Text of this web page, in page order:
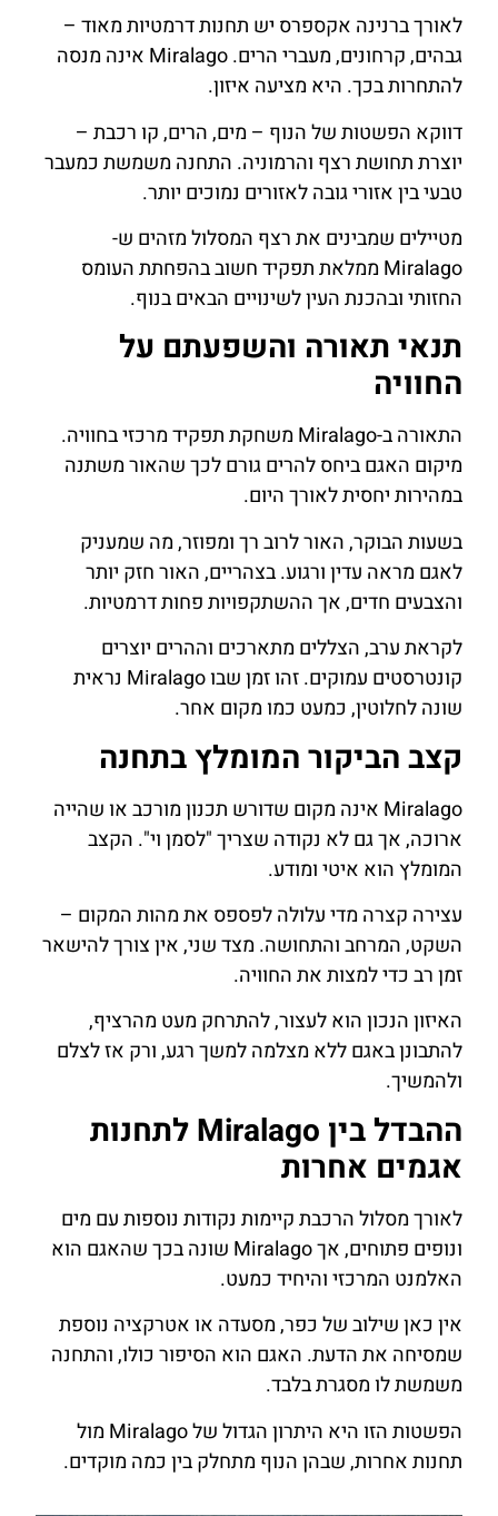
לאורך ברנינה אקספרס יש תחנות דרמטיות מאוד –
גבהים, קרחונים, מעברי הרים. Miralago אינה מנסה
להתחרות בכך. היא מציעה איזון.
דווקא הפשטות של הנוף – מים, הרים, קו רכבת –
יוצרת תחושת רצף והרמוניה. התחנה משמשת כמעבר
טבעי בין אזורי גובה לאזורים נמוכים יותר.
מטיילים שמבינים את רצף המסלול מזהים ש-
Miralago ממלאת תפקיד חשוב בהפחתת העומס
החזותי ובהכנת העין לשינויים הבאים בנוף.
תנאי תאורה והשפעתם על
החוויה
התאורה ב-Miralago משחקת תפקיד מרכזי בחוויה.
מיקום האגם ביחס להרים גורם לכך שהאור משתנה
במהירות יחסית לאורך היום.
בשעות הבוקר, האור לרוב רך ומפוזר, מה שמעניק
לאגם מראה עדין ורגוע. בצהריים, האור חזק יותר
והצבעים חדים, אך ההשתקפויות פחות דרמטיות.
לקראת ערב, הצללים מתארכים וההרים יוצרים
קונטרסטים עמוקים. זהו זמן שבו Miralago נראית
שונה לחלוטין, כמעט כמו מקום אחר.
קצב הביקור המומלץ בתחנה
Miralago אינה מקום שדורש תכנון מורכב או שהייה
ארוכה, אך גם לא נקודה שצריך "לסמן וי". הקצב
המומלץ הוא איטי ומודע.
עצירה קצרה מדי עלולה לפספס את מהות המקום –
השקט, המרחב והתחושה. מצד שני, אין צורך להישאר
זמן רב כדי למצות את החוויה.
האיזון הנכון הוא לעצור, להתרחק מעט מהרציף,
להתבונן באגם ללא מצלמה למשך רגע, ורק אז לצלם
ולהמשיך.
ההבדל בין Miralago לתחנות
אגמים אחרות
לאורך מסלול הרכבת קיימות נקודות נוספות עם מים
ונופים פתוחים, אך Miralago שונה בכך שהאגם הוא
האלמנט המרכזי והיחיד כמעט.
אין כאן שילוב של כפר, מסעדה או אטרקציה נוספת
שמסיחה את הדעת. האגם הוא הסיפור כולו, והתחנה
משמשת לו מסגרת בלבד.
הפשטות הזו היא היתרון הגדול של Miralago מול
תחנות אחרות, שבהן הנוף מתחלק בין כמה מוקדים.